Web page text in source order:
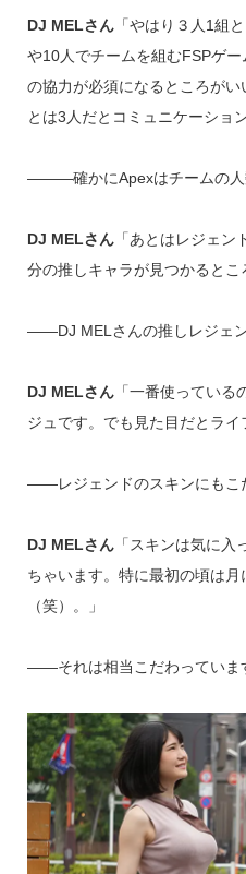
DJ MELさん「やはり３人1組
や10人でチームを組むFSPゲ
の協力が必須になるところが
とは3人だとコミュニケーショ
―――確かにApexはチームの人
DJ MELさん「あとはレジェン
分の推しキャラが見つかるとこ
――DJ MELさんの推しレジェ
DJ MELさん「一番使っている
ジュです。でも見た目だとライ
――レジェンドのスキンにもこ
DJ MELさん「スキンは気に入
ちゃいます。特に最初の頃は
（笑）。」
――それは相当こだわっていま